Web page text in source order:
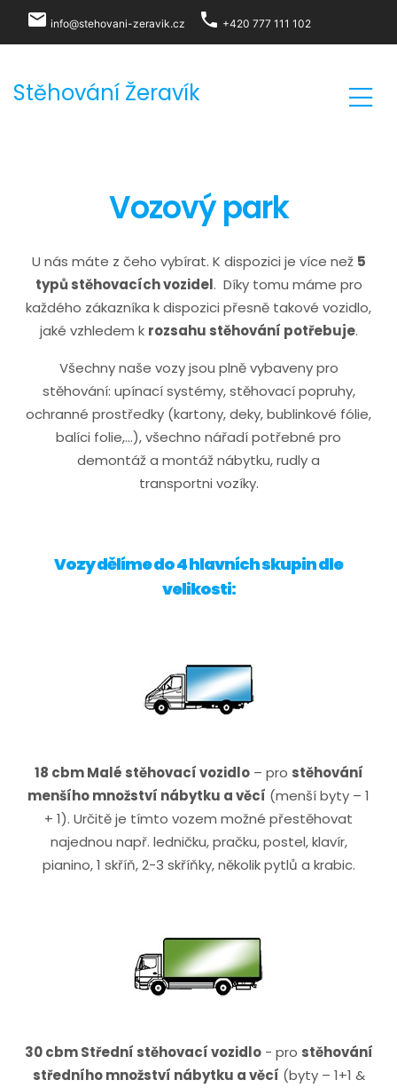
Stěhování Žeravík
Vozový park
U nás máte z čeho vybírat. K dispozici je více než 5
typů stěhovacích vozidel. Díky tomu máme pro
každého zákazníka k dispozici přesně takové vozidlo,
jaké vzhledem k rozsahu stěhování potřebuje.
Všechny naše vozy jsou plně vybaveny pro
stěhování: upínací systémy, stěhovací popruhy,
ochranné prostředky (kartony, deky, bublinkové fólie,
balíci folie,...), všechno nářadí potřebné pro
demontáž a montáž nábytku, rudly a
transportni vozíky.
Vozy dělíme do 4 hlavních skupin dle
velikosti:
18 cbm Malé stěhovací vozidlo– pro stěhování
menšího množství nábytku a věcí (menší byty – 1
+ 1). Určitě je tímto vozem možné přestěhovat
najednou např. ledničku, pračku, postel, klavír,
pianino, 1 skříň, 2-3 skříňky, několik pytlů a krabic.
30 cbm Střední stěhovací vozidlo- pro stěhování
středního množství nábytku a věcí (byty – 1+1 &
local_post_office info@stehovani-zeravik.cz phone +420 777 111 102